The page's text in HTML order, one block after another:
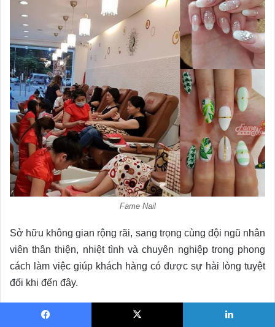
Fame Nail
Sở hữu không gian rộng rãi, sang trọng cùng đội ngũ nhân
viên thân thiện, nhiệt tình và chuyên nghiệp trong phong
cách làm việc giúp khách hàng có được sự hài lòng tuyệt
đối khi đến đây.
Với chất lượng và uy tín trong các dịch vụ chăm sóc, vẽ